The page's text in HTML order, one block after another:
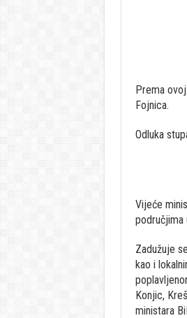
Prema
Fojnica.
Odluka
Vijeće
područjima
Zadužuje
kao i
Konjic,
ministara